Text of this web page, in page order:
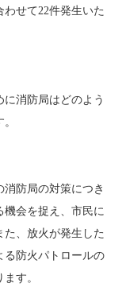
せて22件発生いた
消防局はどのよう
防局の対策につき
機会を捉え、市民に
、放火が発生した
る防火パトロールの
す。